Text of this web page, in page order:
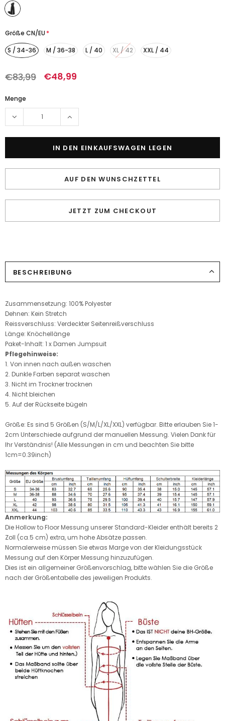
Größe CN/EU *
S / 34-36
M / 36-38 L / 40 XL / 42 XXL / 44
€83,99 €48,99
Menge
AUF DEN WUNSCHZETTEL
JETZT ZUM CHECKOUT
BESCHREIBUNG
Zusammensetzung: 100% Polyester
Dehnen: Kein Stretch
Reissverschluss: Verdeckter Seitenreißverschluss
Länge: Knöchellänge
Paket-Inhalt: 1 x Damen Jumpsuit
Pflegehinweise:
1. Von innen nach außen waschen
2. Dunkle Farben separat waschen
3. Nicht im Trockner trocknen
4. Nicht bleichen
5. Auf der Rückseite bügeln
Größe: Es sind 5 Größen (S/M/L/XL/XXL) verfügbar. Bitte erlauben Sie 1-
2cm Unterschiede aufgrund der manuellen Messung. Vielen Dank für
Ihr Verständnis! (Alle Messungen in cm und beachten Sie bitte
1cm=0.39inch)
Anmerkung:
Die Hollow to Floor Messung unserer Standard-Kleider enthält bereits 2
Zoll (ca.5 cm) extra, um hohe Absätze passen.
Normalerweise müssen Sie etwas Marge von der Kleidungsstück
Messung auf den Körper Messung hinzuzufügen.
Dies ist ein allgemeiner Größenvorschlag, bitte wählen Sie die Größe
nach der Größentabelle des jeweiligen Produkts.